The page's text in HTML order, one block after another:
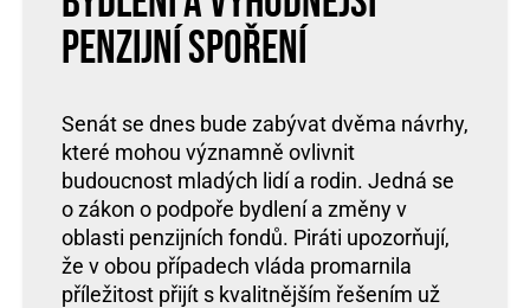
penzijní spoření
Senát se dnes bude zabývat dvěma návrhy,
které mohou významně ovlivnit
budoucnost mladých lidí a rodin. Jedná se
o zákon o podpoře bydlení a změny v
oblasti penzijních fondů. Piráti upozorňují,
že v obou případech vláda promarnila
příležitost přijít s kvalitnějším řešením už